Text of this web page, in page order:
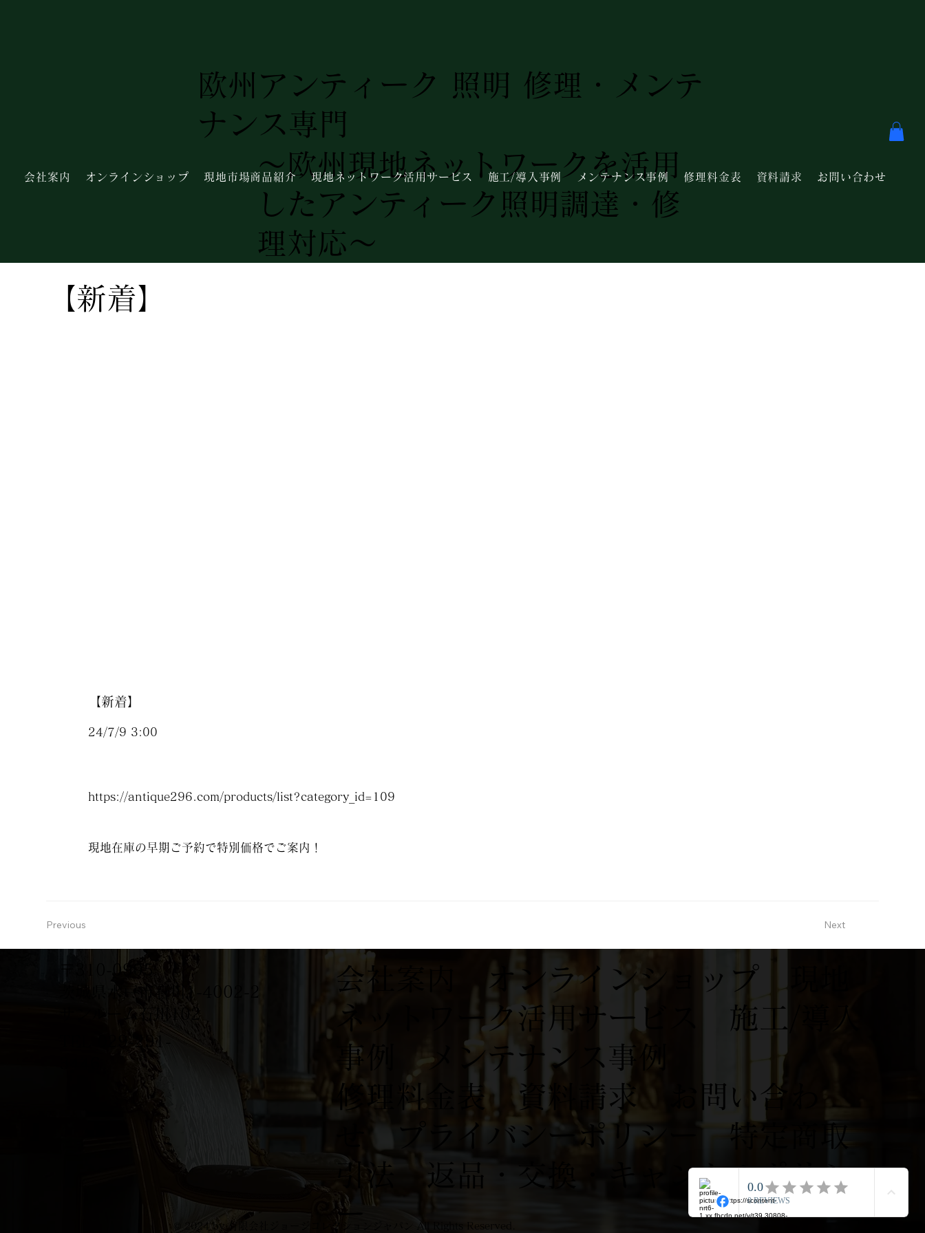
欧州アンティーク 照明 修理・メンテ
ナンス専門
～欧州現地ネットワークを活用
したアンティーク照明調達・修
理対応～
会社案内 オンラインショップ 現地市場商品紹介 現地ネットワーク活用サービス 施工/導入事例 メンテナンス事例 修理料金表 資料請求 お問い合わせ
【新着】
【新着】
24/7/9 3:00
https://antique296.com/products/list?category_id=109
現地在庫の早期ご予約で特別価格でご案内！
Previous Next
〒310-0905
茨城県水戸市石川1-4002-2
サンルーム石川102
029-291-
会社案内 オンラインショップ
ネットワーク活用サービス
施工/導入
事例
​ メンテナンス事例
修理料金表
資料請求
お問い合わ
プライバシーポリシー
特定商取
引法
返品・交換・キャンセルポリシ
ー
© 2024 by 有限会社ジョージコレクションジャパン All Rights Reserved.